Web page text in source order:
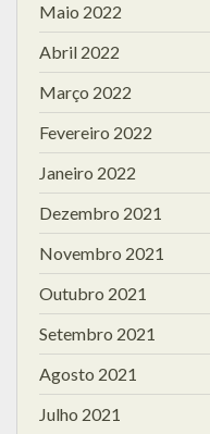
Maio 2022
Abril 2022
Março 2022
Fevereiro 2022
Janeiro 2022
Dezembro 2021
Novembro 2021
Outubro 2021
Setembro 2021
Agosto 2021
Julho 2021